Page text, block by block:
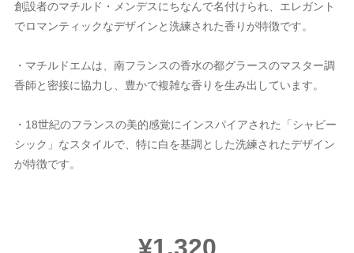
創設者のマチルド・メンデスにちなんで名付けられ、エレガント
でロマンティックなデザインと洗練された香りが特徴です。
・マチルドエムは、南フランスの香水の都グラースのマスター調
香師と密接に協力し、豊かで複雑な香りを生み出しています。
・18世紀のフランスの美的感覚にインスパイアされた「シャビー
シック」なスタイルで、特に白を基調とした洗練されたデザイン
が特徴です。